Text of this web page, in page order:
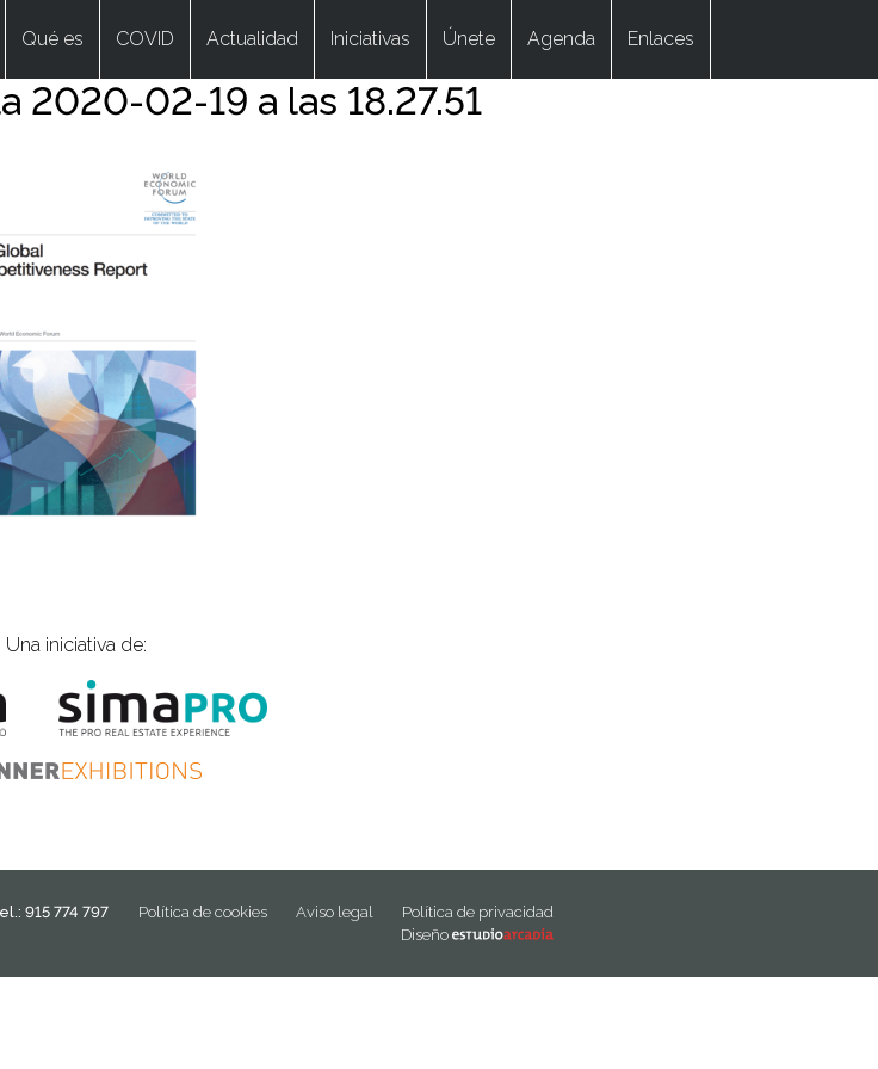
Qué es COVID Actualidad Iniciativas Únete Agenda Enlaces
2020-02-19 a las 18.27.51
Una iniciativa de:
915 774 797 Política de cookies Aviso legal
Política de privacidad
Diseño